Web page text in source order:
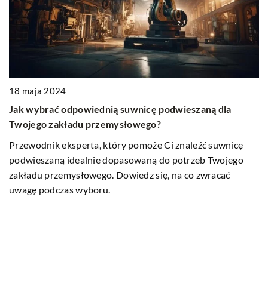
18 maja 2024
Jak wybrać odpowiednią suwnicę podwieszaną dla
Twojego zakładu przemysłowego?
Przewodnik eksperta, który pomoże Ci znaleźć suwnicę
podwieszaną idealnie dopasowaną do potrzeb Twojego
zakładu przemysłowego. Dowiedz się, na co zwracać
uwagę podczas wyboru.